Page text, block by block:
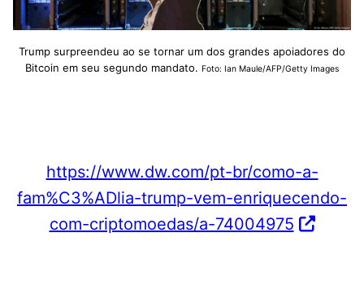
Trump surpreendeu ao se tornar um dos grandes apoiadores do
Bitcoin em seu segundo mandato. Foto: Ian Maule/AFP/Getty Images
https://www.dw.com/pt-br/como-a-
fam%C3%ADlia-trump-vem-enriquecendo-
com-criptomoedas/a-74004975